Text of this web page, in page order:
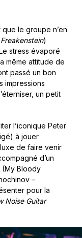
le groupe n’en
Freakenstein)
stress évaporé
même attitude de
passé un bon
impressions
un petit
l’iconique Peter
) à jouer
de faire venir
d’un
(My Bloody
–
pour la
Noise Guitar